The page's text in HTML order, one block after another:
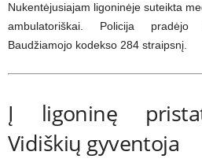
Nukentėjusiajam ligoninėje suteikta
ambulatoriškai. Policija
Baudžiamojo kodekso 284 straipsnį.
Į ligoninę
Vidiškių gyventoja